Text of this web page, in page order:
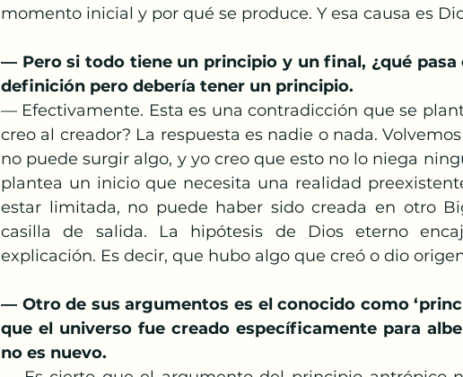
momento inicial y por qué se produce. Y esa causa es
— Pero si todo tiene un principio y un final, ¿qué pasa
definición pero debería tener un principio.
— Efectivamente. Esta es una contradicción que se
creo al creador? La respuesta es nadie o nada.
no puede surgir algo, y yo creo que esto no lo niega
plantea un inicio que necesita una realidad
estar limitada, no puede haber sido creada en otro
casilla de salida. La hipótesis de Dios eterno
explicación. Es decir, que hubo algo que creó o dio
— Otro de sus argumentos es el conocido como
que el universo fue creado específicamente para
no es nuevo.